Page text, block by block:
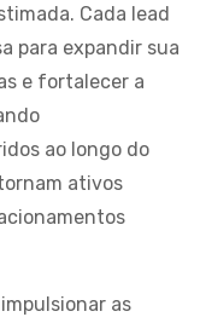
Cada lead
para expandir sua
e fortalecer a
ao longo do
ativos
as